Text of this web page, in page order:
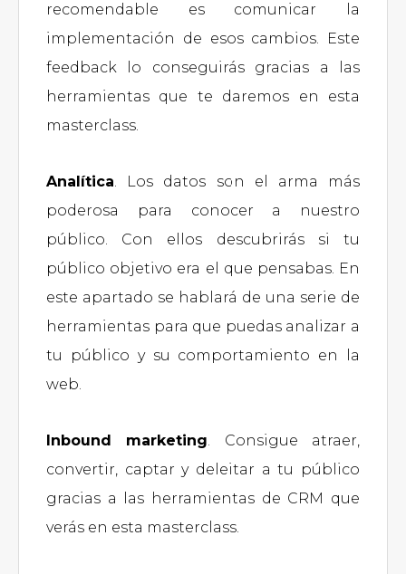
recomendable es comunicar la
implementación de esos cambios. Este
feedback lo conseguirás gracias a las
herramientas que te daremos en esta
masterclass.
Analítica. Los datos son el arma más
poderosa para conocer a nuestro
público. Con ellos descubrirás si tu
público objetivo era el que pensabas. En
este apartado se hablará de una serie de
herramientas para que puedas analizar a
tu público y su comportamiento en la
web.
Inbound marketing. Consigue atraer,
convertir, captar y deleitar a tu público
gracias a las herramientas de CRM que
verás en esta masterclass.